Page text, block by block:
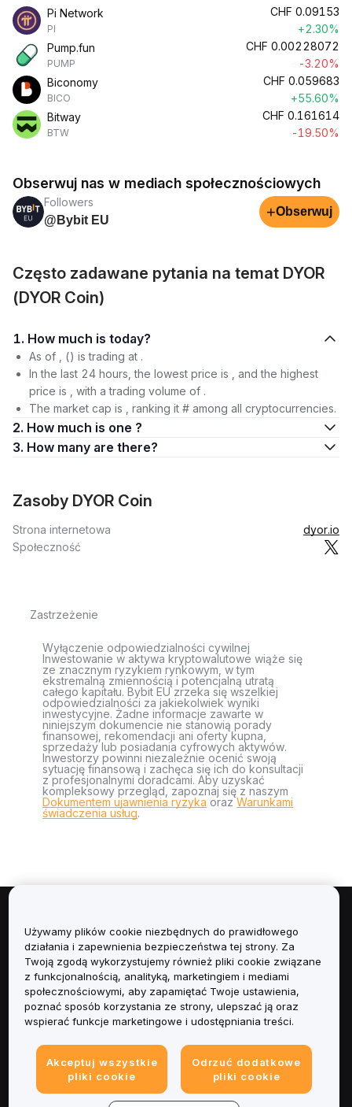
Pi Network
PI
CHF 0.09153
+2.30%
Pump.fun
PUMP
CHF 0.00228072
-3.20%
Biconomy
BICO
CHF 0.059683
+55.60%
Bitway
BTW
CHF 0.161614
-19.50%
Obserwuj nas w mediach społecznościowych
Followers
@Bybit EU
+Obserwuj
Często zadawane pytania na temat DYOR
(DYOR Coin)
1. How much is today?
As of , () is trading at .
In the last 24 hours, the lowest price is , and the highest
price is , with a trading volume of .
The market cap is , ranking it # among all cryptocurrencies.
2. How much is one ?
3. How many are there?
Zasoby DYOR Coin
Strona internetowa
dyor.io
Społeczność
Zastrzeżenie
Wyłączenie odpowiedzialności cywilnej
Inwestowanie w aktywa kryptowalutowe wiąże się
ze znacznym ryzykiem rynkowym, w tym
ekstremalną zmiennością i potencjalną utratą
całego kapitału. Bybit EU zrzeka się wszelkiej
odpowiedzialności za jakiekolwiek wyniki
inwestycyjne. Żadne informacje zawarte w
niniejszym dokumencie nie stanowią porady
finansowej, rekomendacji ani oferty kupna,
sprzedaży lub posiadania cyfrowych aktywów.
Inwestorzy powinni niezależnie ocenić swoją
sytuację finansową i zachęca się ich do konsultacji
z profesjonalnymi doradcami. Aby uzyskać
kompleksowy przegląd, zapoznaj się z naszym
Dokumentem ujawnienia ryzyka orazWarunkami
świadczenia usług.
Informacje
Usługi
Obsługa Klienta
Informacje prawne
Używamy plików cookie niezbędnych do prawidłowego
działania i zapewnienia bezpieczeństwa tej strony. Za
Twoją zgodą wykorzystujemy również pliki cookie związane
z funkcjonalnością, analityką, marketingiem i mediami
społecznościowymi, aby zapamiętać Twoje ustawienia,
poznać sposób korzystania ze strony, ulepszać ją oraz
wspierać funkcje marketingowe i udostępniania treści.
Akceptuj wszystkie
pliki cookie
Odrzuć dodatkowe
pliki cookie